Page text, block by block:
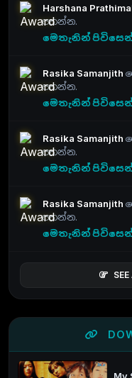
Harshana
පතන්න.
මෙතැනින්
Rasika Samanjith
පතන්න.
මෙතැනින්
Rasika Samanjith
පතන්න.
මෙතැනින්
Rasika Samanjith
පතන්න.
මෙතැනින්